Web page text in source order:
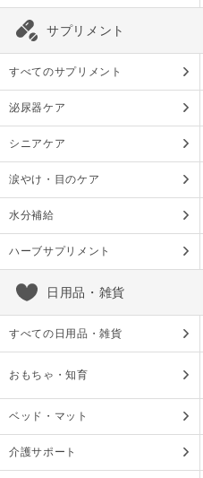
サプリメント
すべてのサプリメント
泌尿器ケア
シニアケア
涙やけ・目のケア
水分補給
ハーブサプリメント
日用品・雑貨
すべての日用品・雑貨
おもちゃ・知育
ベッド・マット
介護サポート